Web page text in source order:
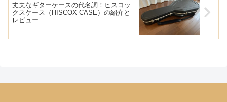
丈夫なギターケースの代名詞！ヒスコッ
クスケース（HISCOX CASE）の紹介と
レビュー